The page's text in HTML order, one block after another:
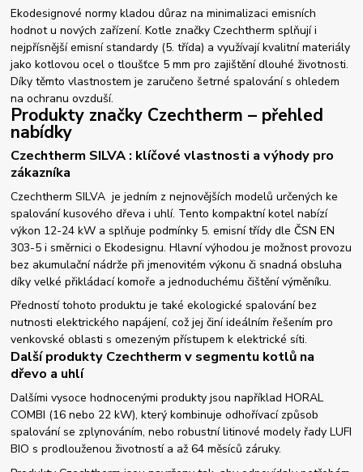
Ekodesignové normy kladou důraz na minimalizaci emisních
hodnot u nových zařízení. Kotle značky Czechtherm splňují i
nejpřísnější emisní standardy (5. třída) a využívají kvalitní materiály
jako kotlovou ocel o tloušťce 5 mm pro zajištění dlouhé životnosti.
Díky těmto vlastnostem je zaručeno šetrné spalování s ohledem
na ochranu ovzduší.
Produkty značky Czechtherm – přehled
nabídky
Czechtherm SILVA : klíčové vlastnosti a výhody pro
zákazníka
Czechtherm SILVA je jedním z nejnovějších modelů určených ke
spalování kusového dřeva i uhlí. Tento kompaktní kotel nabízí
výkon 12-24 kW a splňuje podmínky 5. emisní třídy dle ČSN EN
303-5 i směrnici o Ekodesignu. Hlavní výhodou je možnost provozu
bez akumulační nádrže při jmenovitém výkonu či snadná obsluha
díky velké přikládací komoře a jednoduchému čištění výměníku.
Předností tohoto produktu je také ekologické spalování bez
nutnosti elektrického napájení, což jej činí ideálním řešením pro
venkovské oblasti s omezeným přístupem k elektrické síti.
Další produkty Czechtherm v segmentu kotlů na
dřevo a uhlí
Dalšími vysoce hodnocenými produkty jsou například HORAL
COMBI (16 nebo 22 kW), který kombinuje odhořívací způsob
spalování se zplynováním, nebo robustní litinové modely řady LUFI
BIO s prodlouženou životností a až 64 měsíců záruky.